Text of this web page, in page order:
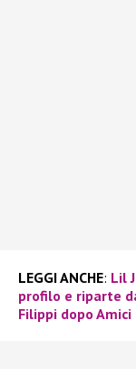
LEGGI ANCHE: Lil
profilo e riparte
Filippi dopo Amici